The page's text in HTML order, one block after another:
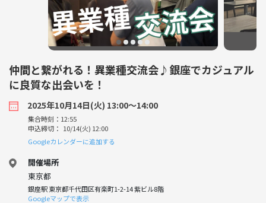
仲間と繋がれる！異業種交流会♪銀座でカジュアル
に良質な出会いを！
2025年10月14日(火) 13:00〜14:00
集合時刻：12:55
申込締切： 10/14(火) 12:00
Googleカレンダーに追加する
開催場所
東京都
銀座駅 東京都千代田区有楽町1-2-14 紫ビル8階
Googleマップで表示